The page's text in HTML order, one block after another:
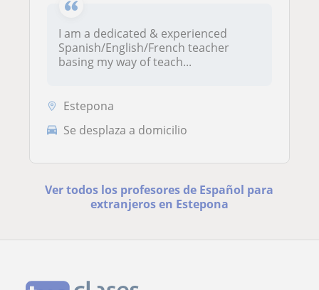
I am a dedicated & experienced
Spanish/English/French teacher
basing my way of teach...
Estepona
Se desplaza a domicilio
Ver todos los profesores de Español para
extranjeros en Estepona